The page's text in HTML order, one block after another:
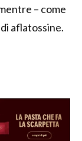
– come
aflatossine.